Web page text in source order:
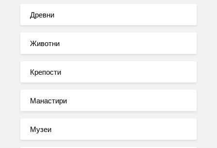
Древни
Животни
Крепости
Манастири
Музеи